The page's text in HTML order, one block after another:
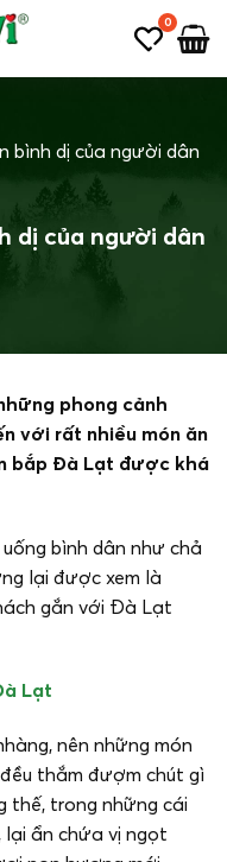
0
bình dị của người dân
dị của người dân
phong cảnh
với rất nhiều món ăn
bắp Đà Lạt được khá
bình dân như chả
lại được xem là
gắn với Đà Lạt
Lạt
nên những món
thắm đượm chút gì
thế, trong những cái
lại ẩn chứa vị ngọt